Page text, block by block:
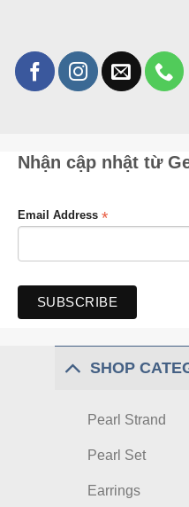
Nhận cập nhật từ
Email Address *
SHOP
Pearl Strand
Pearl Set
Earrings